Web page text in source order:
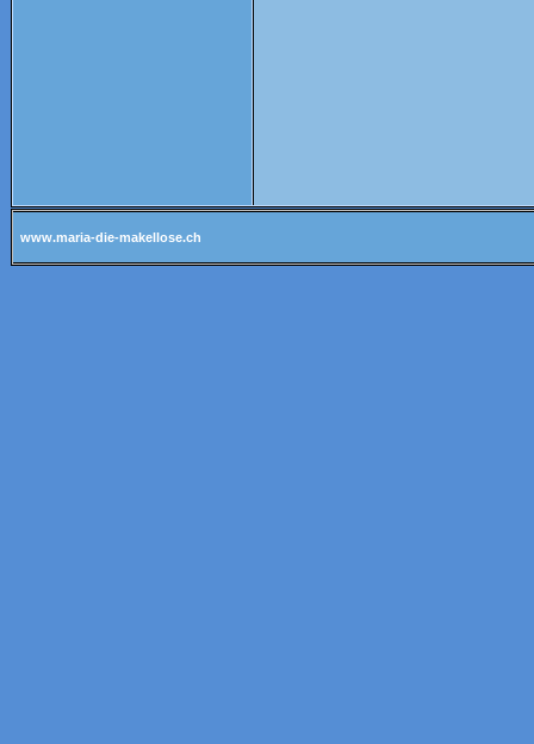
www.maria-die-makellose.ch